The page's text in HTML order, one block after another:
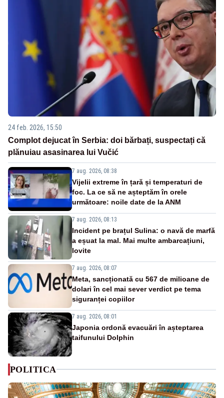
24 feb. 2026, 15:50
Complot dejucat în Serbia: doi bărbați, suspectați că
plănuiau asasinarea lui Vučić
7 aug. 2026, 08:38
Vijelii extreme în țară și temperaturi de
foc. La ce să ne așteptăm în orele
următoare: noile date de la ANM
7 aug. 2026, 08:13
Incident pe brațul Sulina: o navă de marfă
a eșuat la mal. Mai multe ambarcațiuni,
lovite
7 aug. 2026, 08:07
Meta, sancționată cu 567 de milioane de
dolari în cel mai sever verdict pe tema
siguranței copiilor
7 aug. 2026, 08:01
Japonia ordonă evacuări în așteptarea
taifunului Dolphin
POLITICA